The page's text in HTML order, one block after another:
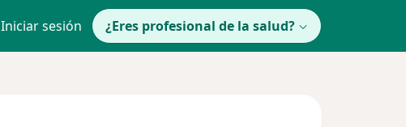
Iniciar sesión ¿Eres profesional de la salud?